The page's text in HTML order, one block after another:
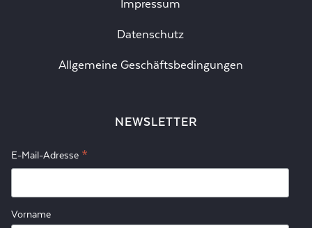
Impressum
Datenschutz
Allgemeine Geschäftsbedingungen
NEWSLETTER
E-Mail-Adresse *
Vorname